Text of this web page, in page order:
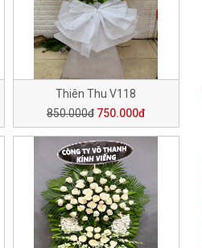
Thiên Thu V118
850.000đ 750.000đ